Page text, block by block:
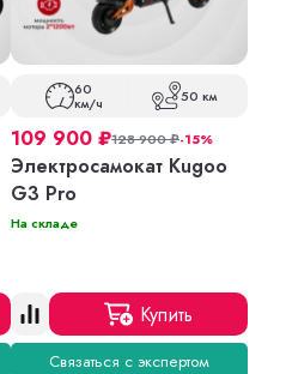
60
км/ч 50 км
109 900 ₽128 900₽-15%
Электросамокат Kugoo
G3 Pro
На складе
Купить
Связаться с экспертом